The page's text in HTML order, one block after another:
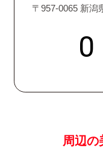
〒957-0065 新潟
周辺の